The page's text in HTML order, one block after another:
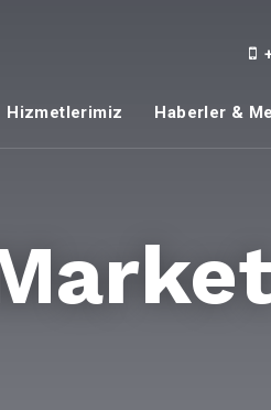
Hizmetlerimiz Haberler &